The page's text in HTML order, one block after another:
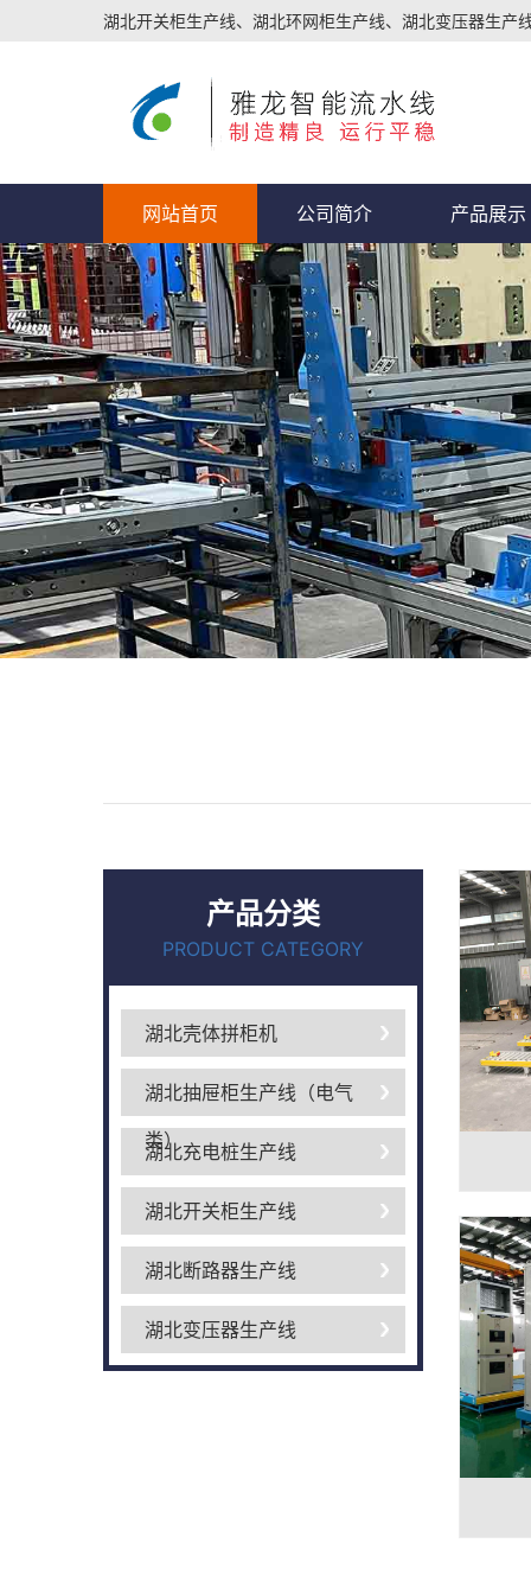
湖北开关柜生产线、湖北环网柜生产线、湖北变压器生产
网站首页 公司简介 产品展示
产品分类
PRODUCT CATEGORY
湖北壳体拼柜机
湖北抽屉柜生产线（电气
类）
湖北充电桩生产线
湖北开关柜生产线
湖北断路器生产线
湖北变压器生产线